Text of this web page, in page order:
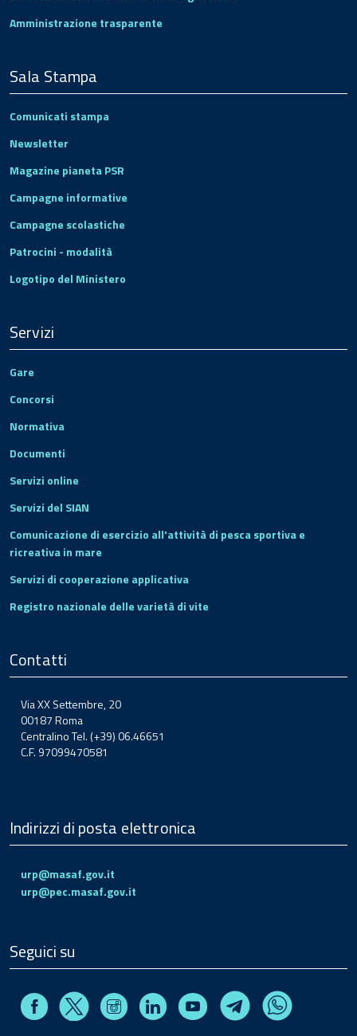
Amministrazione trasparente
Sala Stampa
Comunicati stampa
Newsletter
Magazine pianeta PSR
Campagne informative
Campagne scolastiche
Patrocini - modalità
Logotipo del Ministero
Servizi
Gare
Concorsi
Normativa
Documenti
Servizi online
Servizi del SIAN
Comunicazione di esercizio all'attività di pesca sportiva e
ricreativa in mare
Servizi di cooperazione applicativa
Registro nazionale delle varietà di vite
Contatti
Via XX Settembre, 20
00187 Roma
Centralino Tel. (+39) 06.46651
C.F. 97099470581
Indirizzi di posta elettronica
urp@masaf.gov.it
urp@pec.masaf.gov.it
Seguici su
FacebookX InstagramLinkedin Youtube TelegramWhatsapp